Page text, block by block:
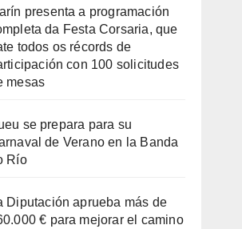
presenta a programación
da Festa Corsaria, que
todos os récords de
con 100 solicitudes
mesas
se prepara para su
de Verano en la Banda
Río
Diputación aprueba más de
€ para mejorar el camino